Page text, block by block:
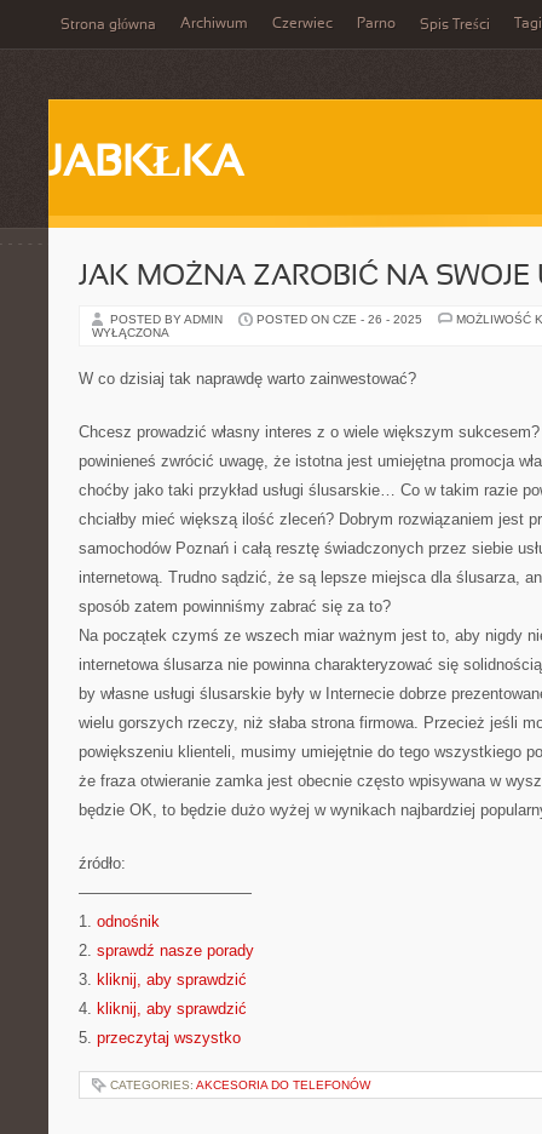
Strona główna Archiwum Czerwiec Parno Spis Treści Tagi
JABKŁKA
JAK MOŻNA ZAROBIĆ NA SWOJE
POSTED BY ADMIN POSTED ON CZE - 26 - 2025
MOŻLIWOŚĆ
WYŁĄCZONA
W co dzisiaj tak naprawdę warto zainwestować?
Chcesz prowadzić własny interes z o wiele większym
powinieneś zwrócić uwagę, że istotna jest umiejętna promocja
choćby jako taki przykład usługi ślusarskie… Co w takim razie
chciałby mieć większą ilość zleceń? Dobrym rozwiązaniem jest
samochodów Poznań i całą resztę świadczonych przez siebie
internetową. Trudno sądzić, że są lepsze miejsca dla ślusarza,
sposób zatem powinniśmy zabrać się za to?
Na początek czymś ze wszech miar ważnym jest to, aby nigdy
internetowa ślusarza nie powinna charakteryzować się
by własne usługi ślusarskie były w Internecie dobrze
wielu gorszych rzeczy, niż słaba strona firmowa. Przecież jeśli
powiększeniu klienteli, musimy umiejętnie do tego wszystkiego
że fraza otwieranie zamka jest obecnie często wpisywana w
będzie OK, to będzie dużo wyżej w wynikach najbardziej
źródło:
———————————
1. odnośnik
2. sprawdź nasze porady
3. kliknij, aby sprawdzić
4. kliknij, aby sprawdzić
5. przeczytaj wszystko
CATEGORIES: AKCESORIA DO TELEFONÓW